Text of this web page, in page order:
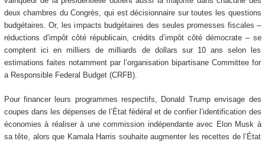
deux chambres du Congrès, qui est décisionnaire sur toutes les questions
budgétaires. Or, les impacts budgétaires des seules promesses fiscales –
réductions d’impôt côté républicain, crédits d’impôt côté démocrate – se
comptent ici en milliers de milliards de dollars sur 10 ans selon les
estimations faites notamment par l’organisation bipartisane Committee for
a Responsible Federal Budget (CRFB).
Pour financer leurs programmes respectifs, Donald Trump envisage des
coupes dans les dépenses de l’État fédéral et de confier l’identification des
économies à réaliser à une commission indépendante avec Elon Musk à
sa tête, alors que Kamala Harris souhaite augmenter les recettes de l’État